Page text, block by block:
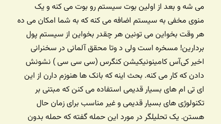
می شه و بعد از اولین بوت سیستم رو بوت می کنه و یک
منوی مخفی به سیستم اضافه می کنه که به شما امکان می ده
هر وقت بخواین می تونین هر چقدر بخواین از سیستم پول
بردارین! مسخره است ولی د وتا محقق آلمانی در سخنرانی
اخیر کی‌آس کامینونیکیشن کنگرس (سی سی سی ) نشونش
دادن که کار می کنه. بحث اینه که بانک ها هنوزم دارن از این
ای تی ام های بسیار قدیمی استفاده می کنن که مبتنی بر
تکنولوژی های بسیار قدیمی و غیر مناسب برای زمان حال
هستن. یک تحلیلگر در مورد این حمله گفته که حمله بدون